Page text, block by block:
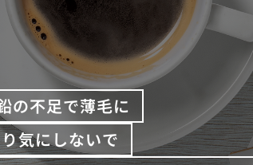
の不足で薄毛に
気にしないで